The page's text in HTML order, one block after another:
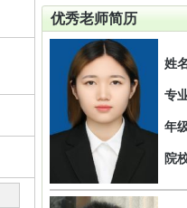
优秀老师简历
姓
专
年
院